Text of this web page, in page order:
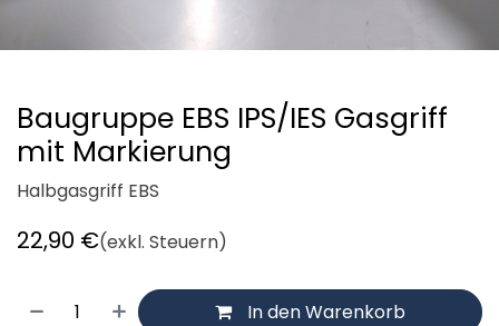
Baugruppe EBS IPS/IES Gasgriff
mit Markierung
Halbgasgriff EBS
22,90 €(exkl. Steuern)
In den Warenkorb